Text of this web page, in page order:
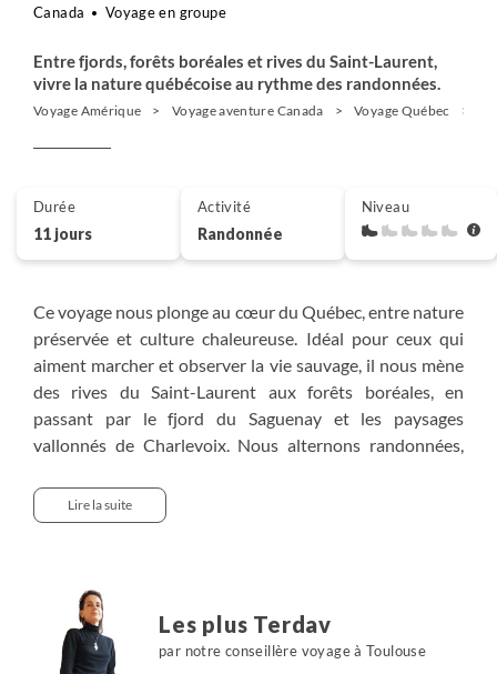
Canada Voyage en groupe
Entre fjords, forêts boréales et rives du Saint-Laurent,
vivre la nature québécoise au rythme des randonnées.
Voyage Amérique Voyage aventure Canada Voyage Québec
Ce voyage nous plonge au cœur du Québec, entre nature
préservée et culture chaleureuse. Idéal pour ceux qui
aiment marcher et observer la vie sauvage, il nous mène
des rives du Saint-Laurent aux forêts boréales, en
passant par le fjord du Saguenay et les paysages
vallonnés de Charlevoix. Nous alternons randonnées,
pneumatique pour approcher rorquals et bélugas.
Chaque étape révèle une faune emblématique : ours noir,
à l’hôtel confortable. Une escapade nature, authentique
et conviviale.
Lire la suite
Les plus Terdav
par notre conseillère voyage à Toulouse
Durée
11 jours
Activité
Randonnée
Niveau